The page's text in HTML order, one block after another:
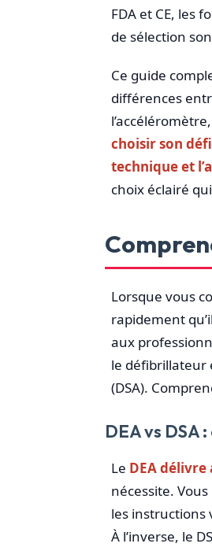
FDA et CE, les
de sélection
Ce guide
différences
choisir son
technique et
choix éclairé
Lorsque vous
rapidement
aux
le défibrillateur
(DSA).
DEA vs DSA
Le DEA
nécessite.
les instructions
À l’inverse, le